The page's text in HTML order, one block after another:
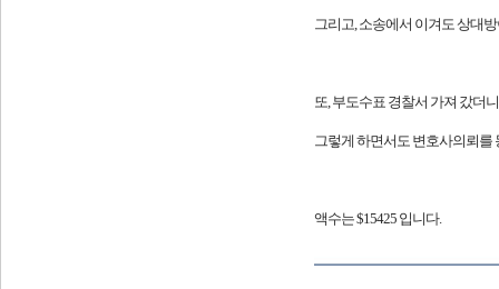
그리고, 소송에서 이겨도 상대
또, 부도수표 경찰서 가져 갔더
그렇게 하면서도 변호사의뢰를
액수는 $15425 입니다.